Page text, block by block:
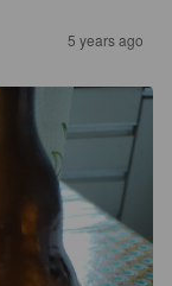
5 years ago